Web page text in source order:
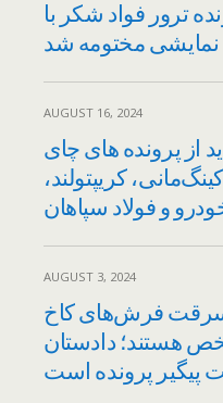
ترور فواد شکر با
مختومه شد
AUGUST 16, 2024
از پرونده های چای
کریپتولند،
و فولاد سپاهان
AUGUST 3, 2024
فرش‌های کاخ
هستند؛ دادستان
پیگیر پرونده است